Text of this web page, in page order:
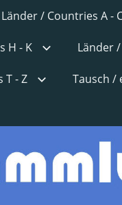
Länder / Countries A -
H - K Länder
T - Z Tausch /